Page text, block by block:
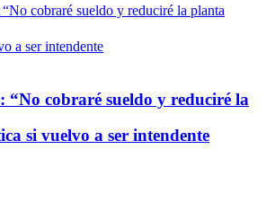
“No cobraré sueldo y reduciré la
si vuelvo a ser intendente